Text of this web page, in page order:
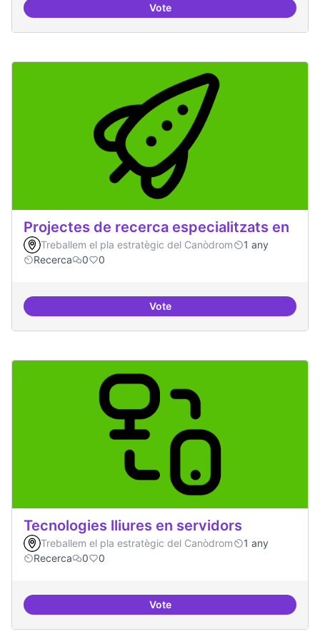
VoteHardware lliure
Projectes de recerca especialitzats en
Treballem el pla estratègic del Canòdrom
1 any
Recerca
0 0
VoteProjectes de recerca
Tecnologies lliures en servidors
Treballem el pla estratègic del Canòdrom
1 any
Recerca
0 0
VoteTecnologies lliures en servidors